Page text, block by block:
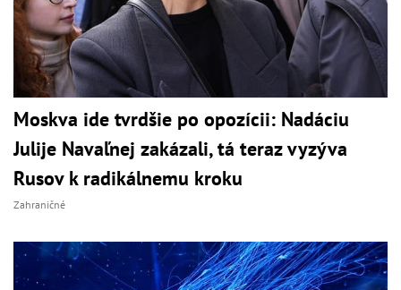
Moskva ide tvrdšie po opozícii: Nadáciu
Julije Navaľnej zakázali, tá teraz vyzýva
Rusov k radikálnemu kroku
Zahraničné